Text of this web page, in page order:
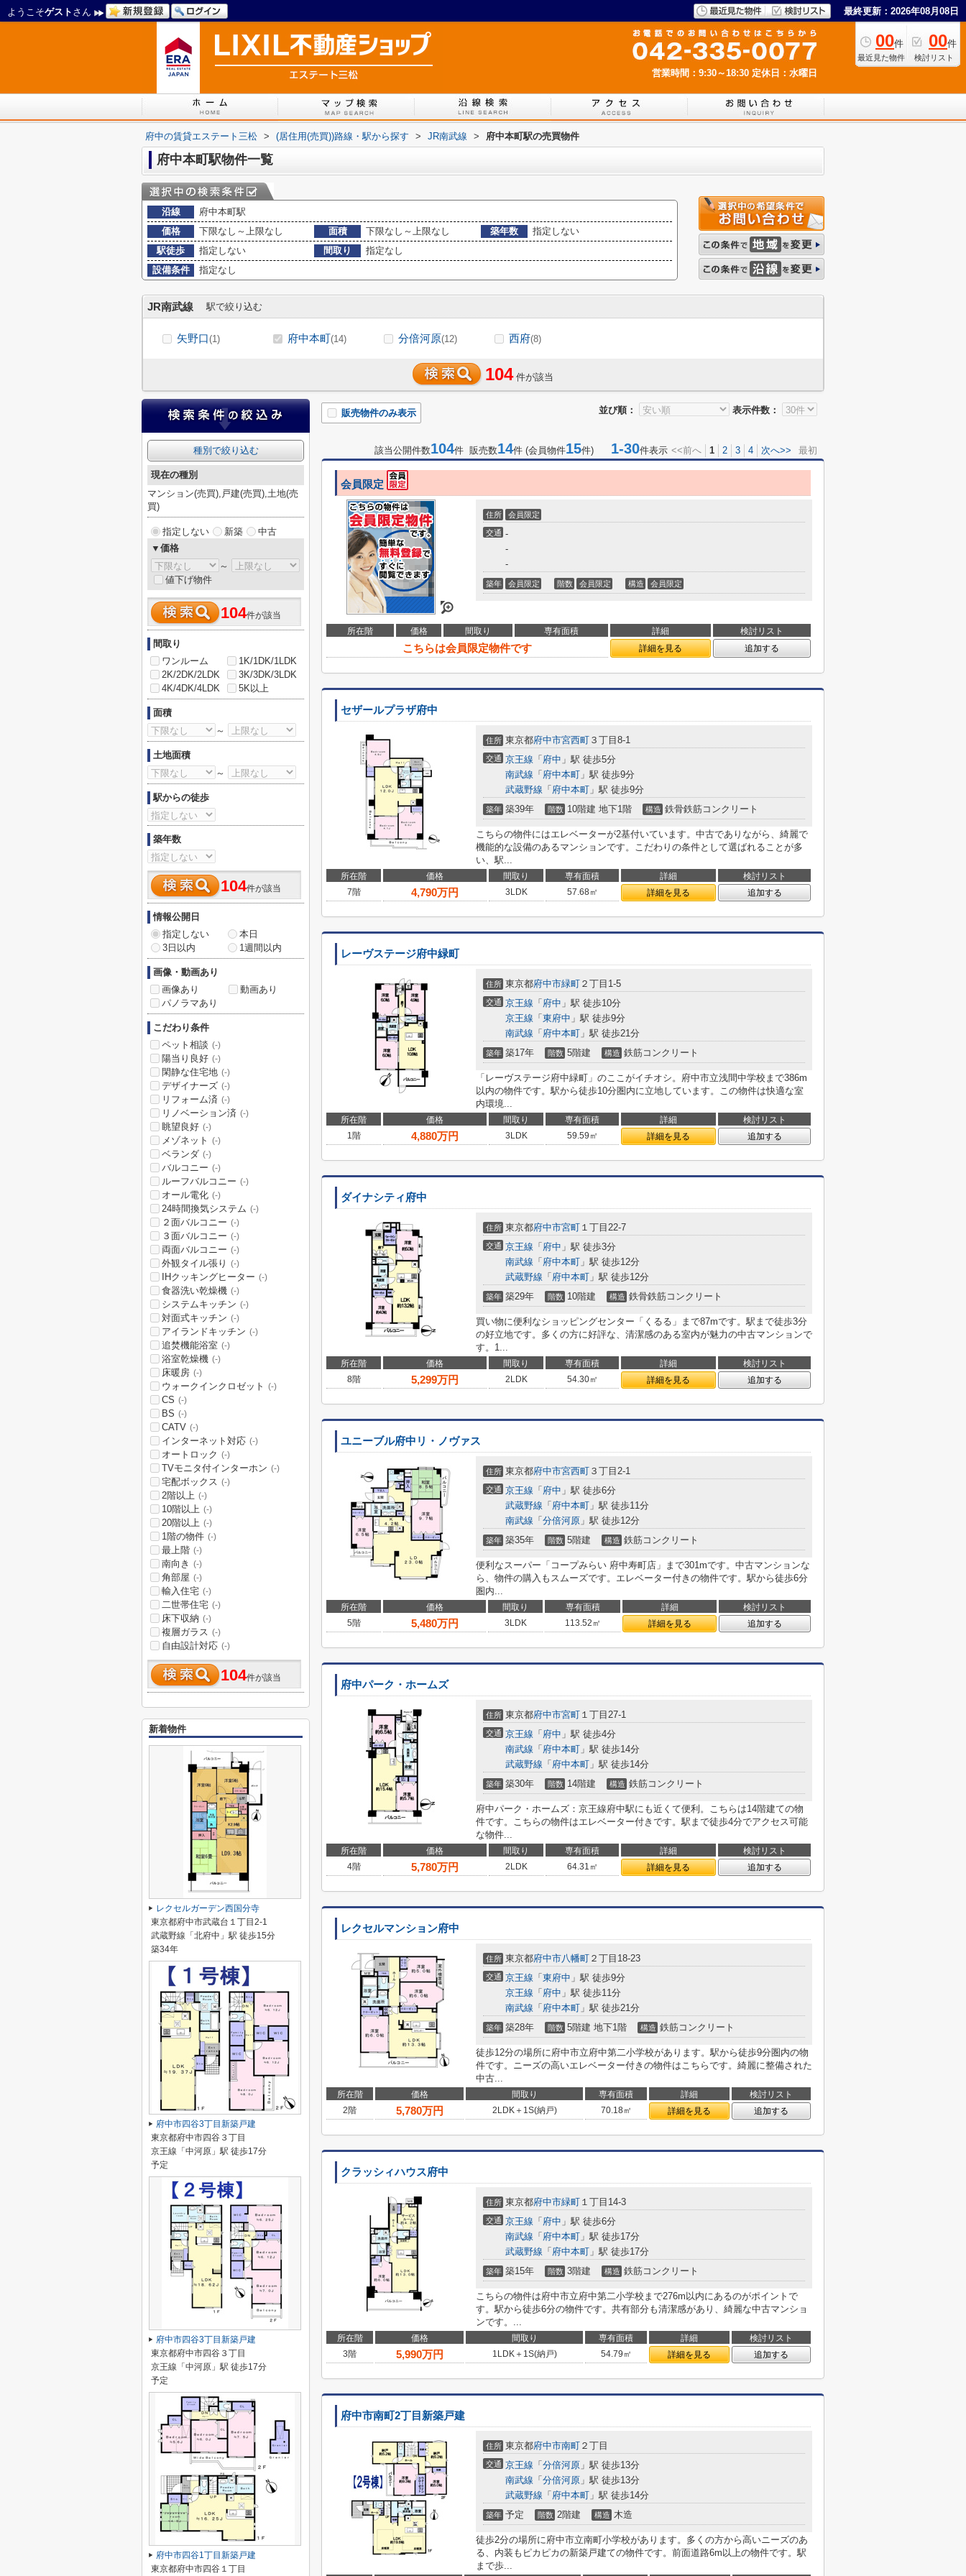
ようこそゲスト さん 最終更新：2026年08月08日
00件
最近見た物件
00件
検討リスト
営業時間：9:30～18:30 定休日：水曜日
府中の賃貸エステート三松 > (居住用(売買))路線・駅から探す > JR南武線 > 府中本町駅の売買物件
府中本町駅物件一覧
沿線
府中本町駅
価格
下限なし～上限なし 面積 下限なし～上限なし 築年数
指定しない
駅徒歩
指定しない 間取り
指定なし
設備条件
指定なし
JR南武線 駅で絞り込む
矢野口(1) 府中本町(14) 分倍河原(12) 西府(8)
104 件が該当
並び順： 表示件数：
販売物件のみ表示
該当公開件数104件 販売数14件 (会員物件15件) 1-30件表示 <<前へ 1 2 3 4 次へ>> 最初
会員限定
住所 会員限定
交通 -
-
-
築年 会員限定 階数 会員限定 構造 会員限定
所在階 価格 間取り 専有面積 詳細 検討リスト
こちらは会員限定物件です 詳細を見る 追加する
セザールプラザ府中
住所 東京都府中市宮西町 ３丁目8-1
交通 京王線 「 府中 」駅 徒歩5分
南武線 「 府中本町 」駅 徒歩9分
武蔵野線 「 府中本町 」駅 徒歩9分
築年 築39年 階数 10階建 地下1階 構造 鉄骨鉄筋コンクリート
こちらの物件にはエレベーターが2基付いています。中古でありながら、綺麗で
機能的な設備のあるマンションです。こだわりの条件として選ばれることが多
い、駅...
所在階 価格 間取り 専有面積 詳細
検討リスト
7階
4,790万円 3LDK 57.68㎡ 詳細を見る 追加する
レーヴステージ府中緑町
住所 東京都府中市緑町 ２丁目1-5
交通 京王線 「 府中 」駅 徒歩10分
京王線 「 東府中 」駅 徒歩9分
南武線 「 府中本町 」駅 徒歩21分
築年 築17年 階数 5階建 構造 鉄筋コンクリート
「レーヴステージ府中緑町」のここがイチオシ。府中市立浅間中学校まで386m
以内の物件です。駅から徒歩10分圏内に立地しています。この物件は快適な室
内環境...
所在階 価格 間取り 専有面積 詳細
検討リスト
1階
4,880万円 3LDK 59.59㎡ 詳細を見る 追加する
ダイナシティ府中
住所 東京都府中市宮町 １丁目22-7
交通 京王線 「 府中 」駅 徒歩3分
南武線 「 府中本町 」駅 徒歩12分
武蔵野線 「 府中本町 」駅 徒歩12分
築年 築29年 階数 10階建 構造 鉄骨鉄筋コンクリート
買い物に便利なショッピングセンター「くるる」まで87mです。駅まで徒歩3分
の好立地です。多くの方に好評な、清潔感のある室内が魅力の中古マンションで
す。1...
所在階 価格 間取り 専有面積 詳細
検討リスト
8階
5,299万円 2LDK 54.30㎡ 詳細を見る 追加する
ユニーブル府中リ・ノヴァス
住所 東京都府中市宮西町 ３丁目2-1
交通 京王線 「 府中 」駅 徒歩6分
武蔵野線 「 府中本町 」駅 徒歩11分
南武線 「 分倍河原 」駅 徒歩12分
築年 築35年 階数 5階建 構造 鉄筋コンクリート
便利なスーパー「コープみらい 府中寿町店」まで301mです。中古マンションな
ら、物件の購入もスムーズです。エレベーター付きの物件です。駅から徒歩6分
圏内...
所在階 価格 間取り 専有面積 詳細
検討リスト
5階
5,480万円 3LDK 113.52㎡ 詳細を見る 追加する
府中パーク・ホームズ
住所 東京都府中市宮町 １丁目27-1
交通 京王線 「 府中 」駅 徒歩4分
南武線 「 府中本町 」駅 徒歩14分
武蔵野線 「 府中本町 」駅 徒歩14分
築年 築30年 階数 14階建 構造 鉄筋コンクリート
府中パーク・ホームズ：京王線府中駅にも近くて便利。こちらは14階建ての物
件です。こちらの物件はエレベーター付きです。駅まで徒歩4分でアクセス可能
な物件...
所在階 価格 間取り 専有面積 詳細
検討リスト
4階
5,780万円 2LDK 64.31㎡ 詳細を見る 追加する
レクセルマンション府中
住所 東京都府中市八幡町 ２丁目18-23
交通 京王線 「 東府中 」駅 徒歩9分
京王線 「 府中 」駅 徒歩11分
南武線 「 府中本町 」駅 徒歩21分
築年 築28年 階数 5階建 地下1階 構造 鉄筋コンクリート
徒歩12分の場所に府中市立府中第二小学校があります。駅から徒歩9分圏内の物
件です。ニーズの高いエレベーター付きの物件はこちらです。綺麗に整備された
中古...
所在階 価格 間取り 専有面積 詳細
検討リスト
2階
5,780万円 2LDK＋1S(納戸) 70.18㎡ 詳細を見る 追加する
クラッシィハウス府中
住所 東京都府中市緑町 １丁目14-3
交通 京王線 「 府中 」駅 徒歩6分
南武線 「 府中本町 」駅 徒歩17分
武蔵野線 「 府中本町 」駅 徒歩17分
築年 築15年 階数 3階建 構造 鉄筋コンクリート
こちらの物件は府中市立府中第二小学校まで276m以内にあるのがポイントで
す。駅から徒歩6分の物件です。共有部分も清潔感があり、綺麗な中古マンショ
ンです。...
所在階 価格 間取り 専有面積 詳細
検討リスト
3階
5,990万円 1LDK＋1S(納戸) 54.79㎡ 詳細を見る 追加する
府中市南町2丁目新築戸建
住所 東京都府中市南町 ２丁目
交通 京王線 「 分倍河原 」駅 徒歩13分
南武線 「 分倍河原 」駅 徒歩13分
武蔵野線 「 府中本町 」駅 徒歩14分
築年 予定 階数 2階建 構造 木造
徒歩2分の場所に府中市立南町小学校があります。多くの方から高いニーズのあ
る、内装もピカピカの新築戸建ての物件です。前面道路6m以上の物件です。駅
まで歩...
種別で絞り込む
現在の種別
マンション(売買),戸建(売買),土地(売
買)
指定しない 新築
中古
▼価格
～
値下げ物件
104件が該当
間取り
ワンルーム
1K/1DK/1LDK
2K/2DK/2LDK
3K/3DK/3LDK
4K/4DK/4LDK
5K以上
面積
～
土地面積
～
駅からの徒歩
築年数
104件が該当
情報公開日
指定しない
本日
3日以内
1週間以内
画像・動画あり
画像あり
動画あり
パノラマあり
こだわり条件
ペット相談 (-)
陽当り良好 (-)
閑静な住宅地 (-)
デザイナーズ (-)
リフォーム済 (-)
リノベーション済 (-)
眺望良好 (-)
メゾネット (-)
ベランダ (-)
バルコニー (-)
ルーフバルコニー (-)
オール電化 (-)
24時間換気システム (-)
２面バルコニー (-)
３面バルコニー (-)
両面バルコニー (-)
外観タイル張り (-)
IHクッキングヒーター (-)
食器洗い乾燥機 (-)
システムキッチン (-)
対面式キッチン (-)
アイランドキッチン (-)
追焚機能浴室 (-)
浴室乾燥機 (-)
床暖房 (-)
ウォークインクロゼット (-)
CS (-)
BS (-)
CATV (-)
インターネット対応 (-)
オートロック (-)
TVモニタ付インターホン (-)
宅配ボックス (-)
2階以上 (-)
10階以上 (-)
20階以上 (-)
1階の物件 (-)
最上階 (-)
南向き (-)
角部屋 (-)
輸入住宅 (-)
二世帯住宅 (-)
床下収納 (-)
複層ガラス (-)
自由設計対応 (-)
104件が該当
新着物件
レクセルガーデン西国分寺
東京都府中市武蔵台１丁目2-1
武蔵野線「北府中」駅 徒歩15分
築34年
府中市四谷3丁目新築戸建
東京都府中市四谷３丁目
京王線「中河原」駅 徒歩17分
予定
府中市四谷3丁目新築戸建
東京都府中市四谷３丁目
京王線「中河原」駅 徒歩17分
予定
府中市四谷1丁目新築戸建
東京都府中市四谷１丁目